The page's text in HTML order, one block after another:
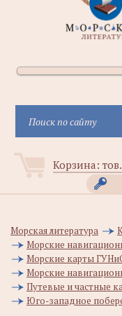
Корзина: тов.
Морская литература
Морские
Морские карты
Морские
Путевые и частные
Юго-западное